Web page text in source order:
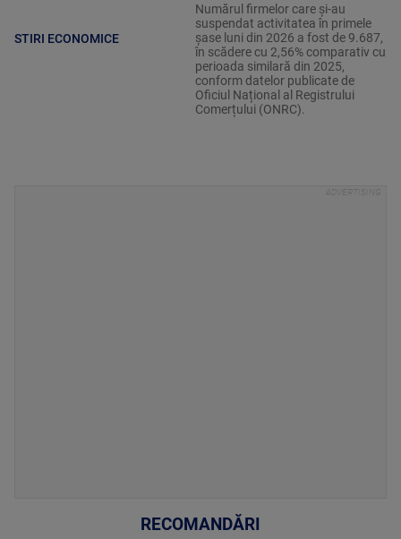
STIRI ECONOMICE
Numărul firmelor care și-au
suspendat activitatea în primele
șase luni din 2026 a fost de 9.687,
în scădere cu 2,56% comparativ cu
perioada similară din 2025,
conform datelor publicate de
Oficiul Național al Registrului
Comerțului (ONRC).
RECOMANDĂRI